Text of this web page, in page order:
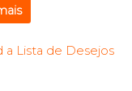
a Lista de Desejos